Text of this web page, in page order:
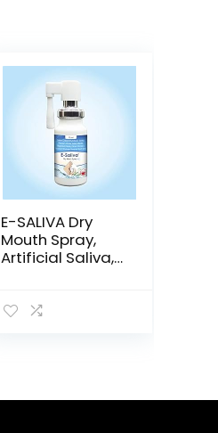
E-SALIVA Dry
Mouth Spray,
Artificial Saliva,